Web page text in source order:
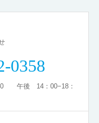
0358
午後 14：00−18：